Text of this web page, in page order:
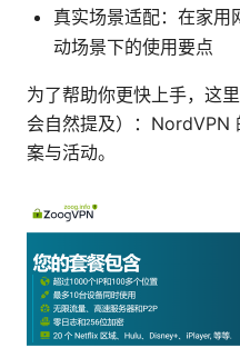
真实场景适配：在家
动场景下的使用要点
为了帮助你更快上手，这
会自然提及）：NordVPN
案与活动。